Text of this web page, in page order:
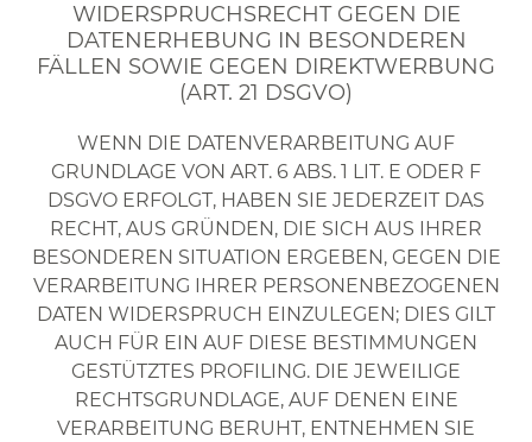
WIDERSPRUCHSRECHT GEGEN DIE
DATENERHEBUNG IN BESONDEREN
FÄLLEN SOWIE GEGEN DIREKTWERBUNG
(ART. 21 DSGVO)
WENN DIE DATENVERARBEITUNG AUF
GRUNDLAGE VON ART. 6 ABS. 1 LIT. E ODER F
DSGVO ERFOLGT, HABEN SIE JEDERZEIT DAS
RECHT, AUS GRÜNDEN, DIE SICH AUS IHRER
BESONDEREN SITUATION ERGEBEN, GEGEN DIE
VERARBEITUNG IHRER PERSONENBEZOGENEN
DATEN WIDERSPRUCH EINZULEGEN; DIES GILT
AUCH FÜR EIN AUF DIESE BESTIMMUNGEN
GESTÜTZTES PROFILING. DIE JEWEILIGE
RECHTSGRUNDLAGE, AUF DENEN EINE
VERARBEITUNG BERUHT, ENTNEHMEN SIE